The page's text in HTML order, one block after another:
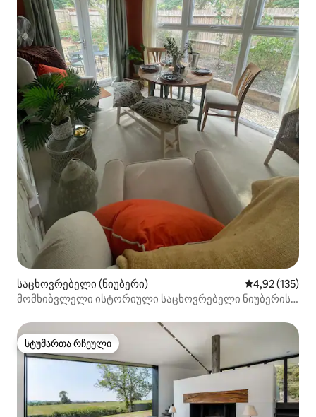
საცხოვრებელი (ნიუბერი) საშუალო
4,92 (135)
მომხიბვლელი ისტორიული საცხოვრებელი ნიუბერის
სტუმართა რჩეული
სტუმართა რჩეული